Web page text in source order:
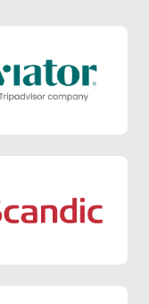
Viator
Scandic SE